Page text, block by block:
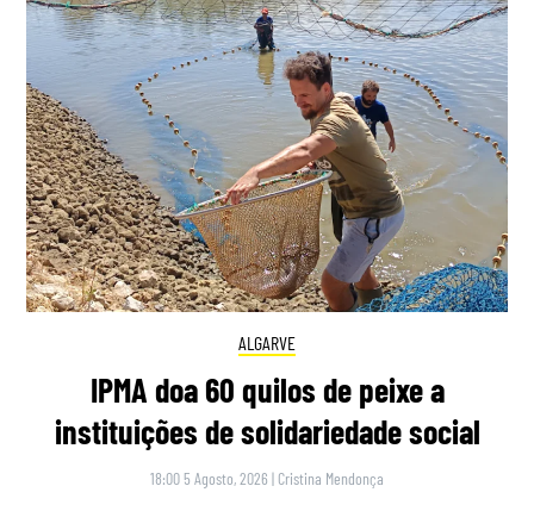
ALGARVE
IPMA doa 60 quilos de peixe a
instituições de solidariedade social
18:00 5 Agosto, 2026 | Cristina Mendonça